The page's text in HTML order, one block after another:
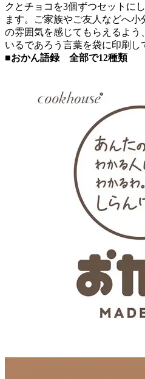
クとチョコを3個ずつセットに
ます。ご家族やご友人などへ
の雰囲気を感じてもらえるよう
いるであろう言葉を袋に印刷し
■おかん語録 全部で12種類